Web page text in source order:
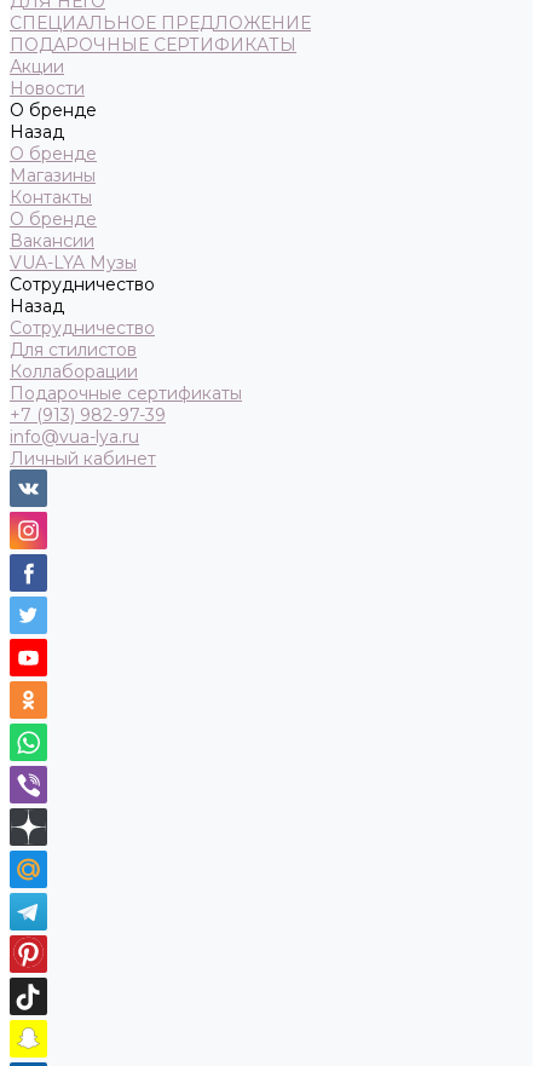
СПЕЦИАЛЬНОЕ ПРЕДЛОЖЕНИЕ
ПОДАРОЧНЫЕ СЕРТИФИКАТЫ
Акции
Новости
О бренде
Назад
О бренде
Магазины
Контакты
О бренде
Вакансии
VUA-LYA Музы
Сотрудничество
Назад
Сотрудничество
Для стилистов
Коллаборации
Подарочные сертификаты
+7 (913) 982-97-39
info@vua-lya.ru
Личный кабинет